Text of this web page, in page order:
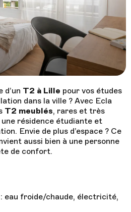
Je réserve
Genève
Bordeaux
d’un T2 à Lille pour vos études
dans la ville ? Avec Ecla
T2 meublés, rares et très
résidence étudiante et
Envie de plus d’espace ? Ce
aussi bien à une personne
de confort.
: eau froide/chaude, électricité,